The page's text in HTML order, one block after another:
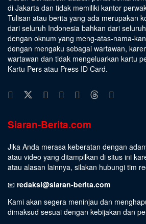
di Jakarta dan tidak memiliki kantor
Tulisan atau berita yang ada merupakan
dari seluruh Indonesia bahkan dari
dengan oknum yang meng-atas-nama-
dengan mengaku sebagai wartawan,
wartawan dan tidak mengeluarkan kartu
Kartu Pers atau Press ID Card.
Siaran-Berita.com
Jika Anda merasa keberatan dengan
atau video yang ditampilkan di situs ini
atau alasan lainnya, silakan hubungi tim
📧 redaksi@siaran-berita.com
Kami akan segera meninjau dan
dimaksud sesuai dengan kebijakan dan